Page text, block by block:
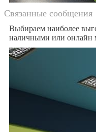
Связанные сообщения
Выбираем наиболее
наличными или онлайн